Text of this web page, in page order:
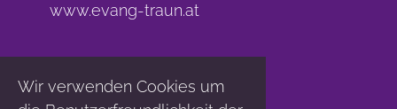
Wir verwenden Cookies um
www.evang-traun.at